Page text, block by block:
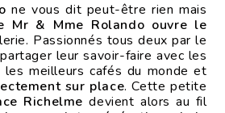
ne vous dit peut-être rien mais
Mr & Mme Rolando ouvre le
Passionnés tous deux par le
leur savoir-faire avec les
meilleurs cafés du monde et
sur place. Cette petite
Richelme devient alors au fil